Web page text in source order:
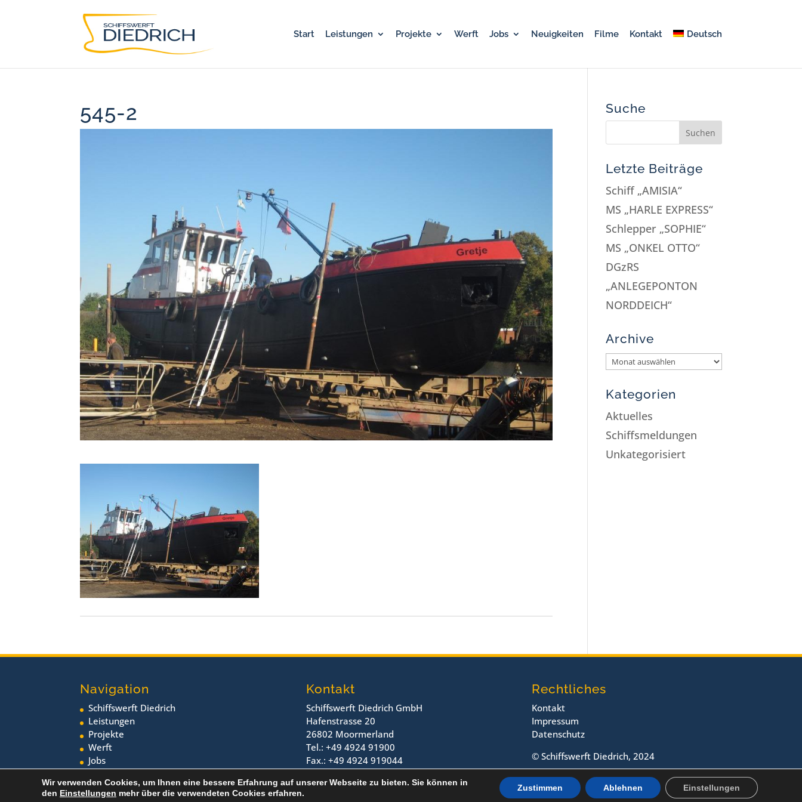
Start Leistungen Projekte Werft Jobs Neuigkeiten Filme Kontakt Deutsch
545-2 Suche
Letzte Beiträge
Schiff „AMISIA“
MS „HARLE EXPRESS“
Schlepper „SOPHIE“
MS „ONKEL OTTO“
DGzRS
„ANLEGEPONTON
NORDDEICH“
Archive
Kategorien
Aktuelles
Schiffsmeldungen
Unkategorisiert
Navigation
Schiffswerft Diedrich
Leistungen
Projekte
Werft
Jobs
Neuigkeiten
Kontakt
Schiffswerft Diedrich GmbH
Hafenstrasse 20
26802 Moormerland
Tel.: +49 4924 91900
Fax.: +49 4924 919044
Rechtliches
Kontakt
Impressum
Datenschutz
© Schiffswerft Diedrich, 2024
Wir verwenden Cookies, um Ihnen eine bessere Erfahrung auf unserer Webseite zu bieten. Sie können in
den Einstellungen mehr über die verwendeten Cookies erfahren.
Zustimmen Ablehnen Einstellungen